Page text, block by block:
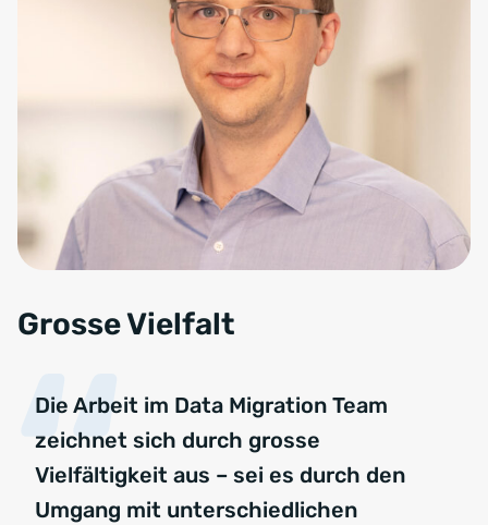
Grosse Vielfalt
Die Arbeit im Data Migration Team
zeichnet sich durch grosse
Vielfältigkeit aus – sei es durch den
Umgang mit unterschiedlichen